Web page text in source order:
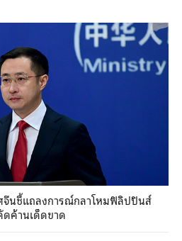
จีนชี้แถลงการณ์กลาโหมฟิลิปปินส์
ดค้านเด็ดขาด